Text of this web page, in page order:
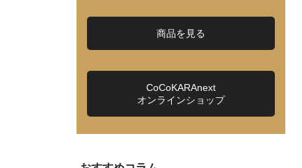
商品を見る
CoCoKARAnext
オンラインショップ